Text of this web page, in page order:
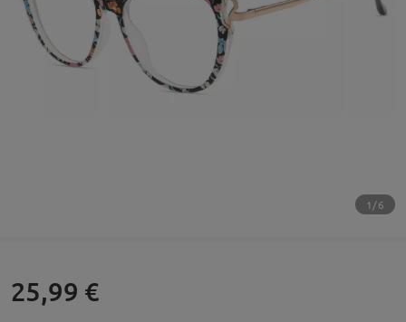
1/6
25,99 €